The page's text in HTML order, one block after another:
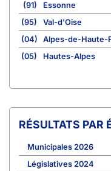
(91)
Essonne
(95)
Val-d'Oise
(04)
Alpes-de-Haute-
(05)
Hautes-Alpes
RÉSULTATS PAR
Municipales 2026
Législatives 2024